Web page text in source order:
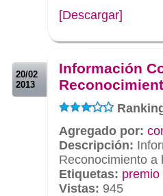
[Descargar]
20/02
2013
Información
Agregado por:
Descripción:
Reconocimiento a
Etiquetas:
Vistas: 945